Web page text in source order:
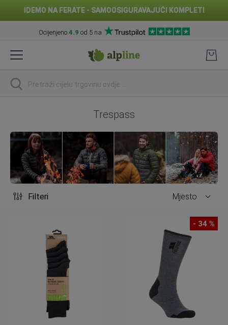
IDEMO NA FERATE - SAMOOSIGURAVAJUĆI KOMPLETI
Ocijenjeno 4.9 od 5 na
na
traži
Trespass
Filteri Mjesto
- 34 %